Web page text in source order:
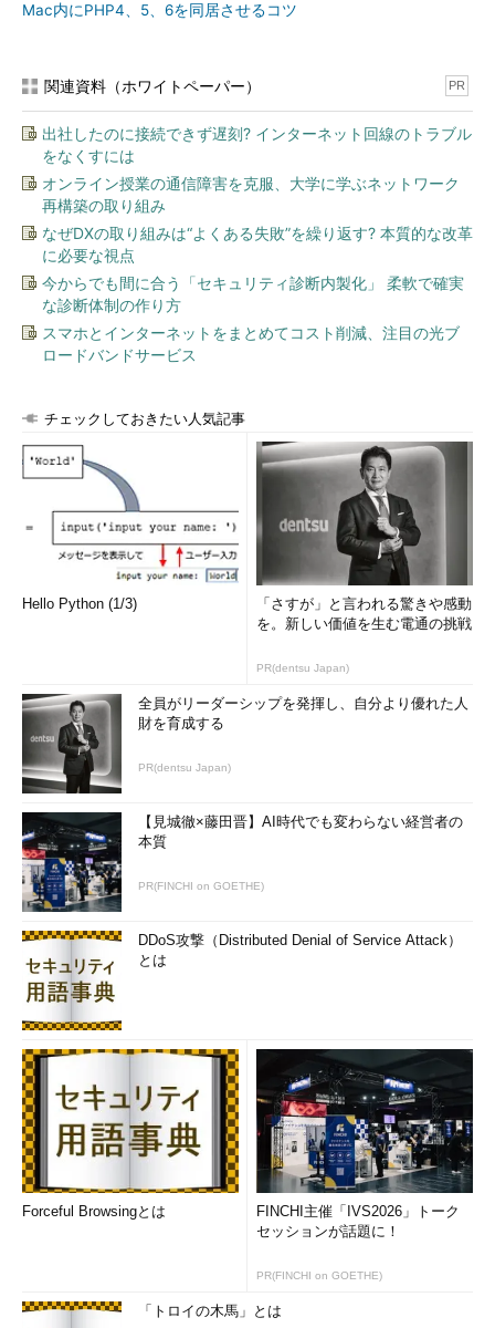
Mac内にPHP4、5、6を同居させるコツ
関連資料（ホワイトペーパー） PR
出社したのに接続できず遅刻? インターネット回線のトラブル
をなくすには
オンライン授業の通信障害を克服、大学に学ぶネットワーク
再構築の取り組み
なぜDXの取り組みは“よくある失敗”を繰り返す? 本質的な改革
に必要な視点
今からでも間に合う「セキュリティ診断内製化」 柔軟で確実
な診断体制の作り方
スマホとインターネットをまとめてコスト削減、注目の光ブ
ロードバンドサービス
チェックしておきたい人気記事
Hello Python (1/3)
「さすが」と言われる驚きや感動
を。新しい価値を生む電通の挑戦
PR(dentsu Japan)
全員がリーダーシップを発揮し、自分より優れた人
財を育成する
PR(dentsu Japan)
【見城徹×藤田晋】AI時代でも変わらない経営者の
本質
PR(FINCHI on GOETHE)
DDoS攻撃（Distributed Denial of Service Attack）
とは
Forceful Browsingとは
FINCHI主催「IVS2026」トーク
セッションが話題に！
PR(FINCHI on GOETHE)
「トロイの木馬」とは